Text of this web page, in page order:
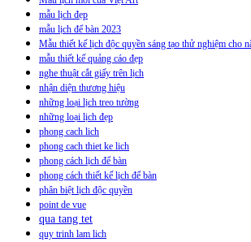
mẫu lịch đẹp
mẫu lịch để bàn 2023
Mẫu thiết kế lịch độc quyền sáng tạo thử nghiệm cho
mẫu thiết kế quảng cáo đẹp
nghe thuật cắt giấy trên lịch
nhận diện thương hiệu
những loại lịch treo tường
những loại lịch đẹp
phong cach lich
phong cach thiet ke lich
phong cách lịch để bàn
phong cách thiết kế lịch để bàn
phân biệt lịch độc quyền
point de vue
qua tang tet
quy trinh lam lich